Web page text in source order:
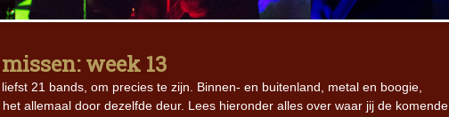
week 13
21 bands, om precies te zijn. Binnen- en buitenland, metal en boogie,
allemaal door dezelfde deur. Lees hieronder alles over waar jij de komende